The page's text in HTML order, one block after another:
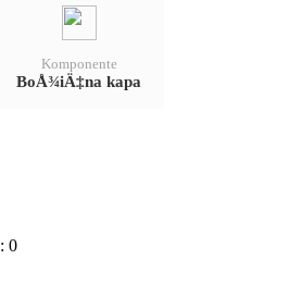
Komponente
BoÅ¾iÄ‡na kapa
: 0